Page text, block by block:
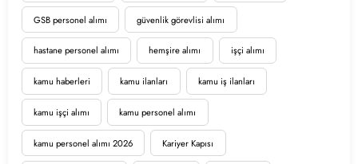
GSB personel alımı güvenlik görevlisi alımı
hastane personel alımı hemşire alımı işçi alımı
kamu haberleri kamu ilanları kamu iş ilanları
kamu işçi alımı kamu personel alımı
kamu personel alımı 2026 Kariyer Kapısı